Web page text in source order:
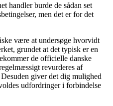
handler burde de sådan set
men det er for det
være at undersøge hvorvidt
grundet at det typisk er en
de officielle danske
revurderes af
giver det dig mulighed
udfordringer i forbindelse